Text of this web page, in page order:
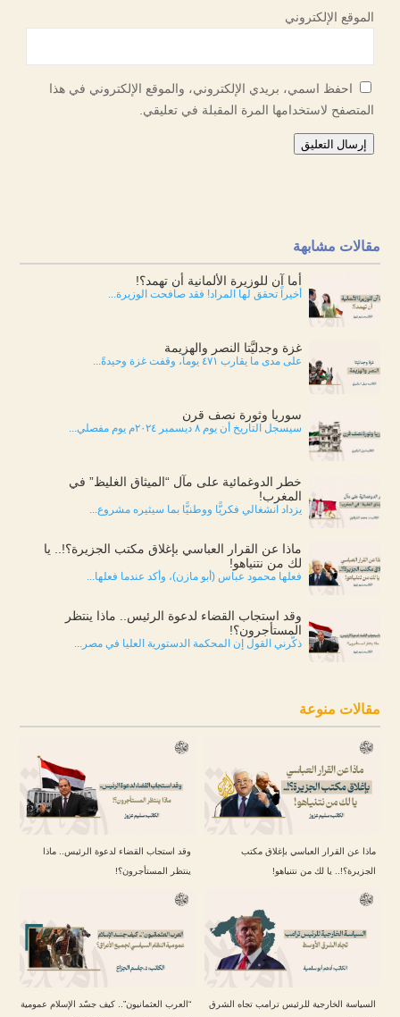
مقالات مشابهة
أما آن للوزيرة الألمانية أن تهمد؟!
أخيراً تحقق لها المراد! فقد صافحت الوزيرة...
غزة وجدليَّتا النصر والهزيمة
على مدى ما يقارب ٤٧١ يوماً، وقفت غزة وحيدةً...
سوريا وثورة نصف قرن
سيسجل التاريخ أن يوم ٨ ديسمبر ٢٠٢٤م يوم مفصلي...
خطر الدوغمائية على مآل “الميثاق الغليظ” في
المغرب!
يزداد انشغالي فكريًّا ووطنيًّا بما سيثيره مشروع...
ماذا عن القرار العباسي بإغلاق مكتب الجزيرة؟!.. يا
لك من نتنياهو!
فعلها محمود عباس (أبو مازن)، وأكد عندما فعلها...
وقد استجاب القضاء لدعوة الرئيس.. ماذا ينتظر
المستأجرون؟!
ذكّرني القول إن المحكمة الدستورية العليا في مصر...
مقالات منوعة
ماذا عن القرار العباسي بإغلاق مكتب
الجزيرة؟!.. يا لك من نتنياهو!
وقد استجاب القضاء لدعوة الرئيس.. ماذا
ينتظر المستأجرون؟!
السياسة الخارجية للرئيس ترامب تجاه الشرق
“العرب العثمانيون”.. كيف جسّد الإسلام عمومية
الموقع الإلكتروني
احفظ اسمي، بريدي الإلكتروني، والموقع الإلكتروني في هذا
المتصفح لاستخدامها المرة المقبلة في تعليقي.
إرسال التعليق